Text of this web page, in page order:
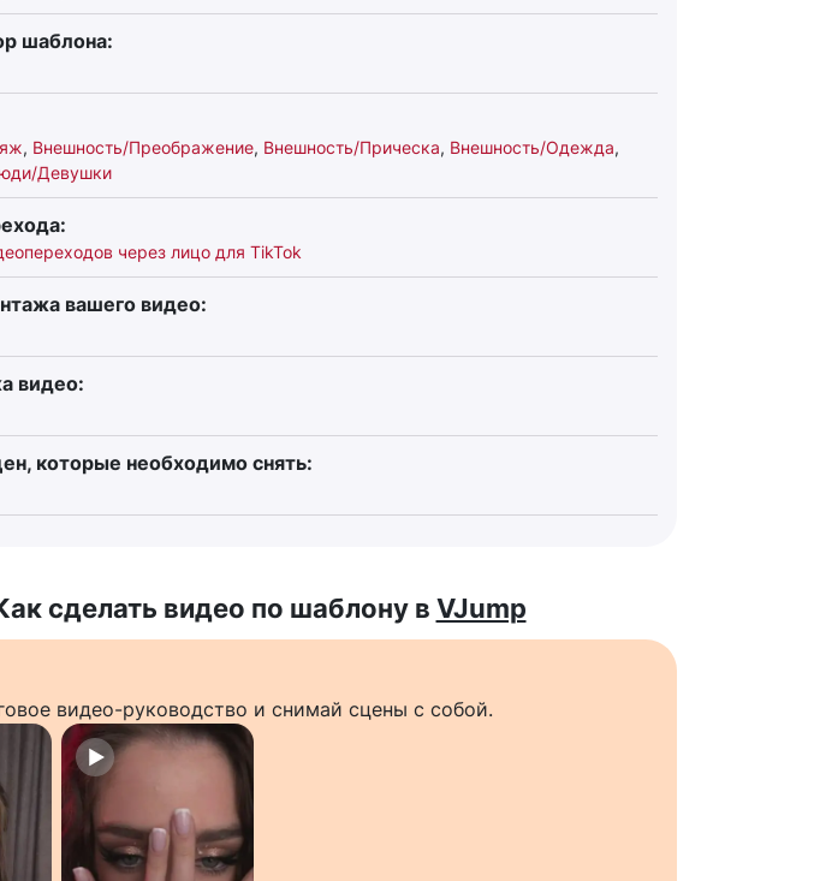
шаблона:
, Внешность/Преображение, Внешность/Прическа, Внешность/Одежда,
Девушки
через лицо для TikTok
вашего видео:
видео:
которые необходимо снять:
сделать видео по шаблону в VJump
видео-руководство и снимай сцены с собой.